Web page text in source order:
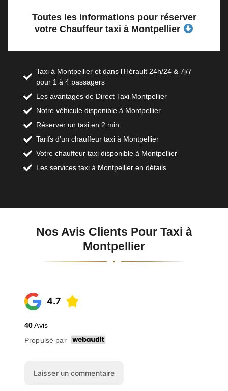
Toutes les informations pour réserver
votre Chauffeur taxi à Montpellier
Taxi à Montpellier et dans l'Hérault 24h/24 & 7j/7
pour 1 à 4 passagers
Les avantages de Direct Taxi Montpellier
Notre véhicule disponible à Montpellier
Réserver un taxi en 2 min
Tarifs d’un chauffeur taxi à Montpellier
Votre chauffeur taxi disponible à Montpellier
Les services taxi à Montpellier en détails
Nos Avis Clients Pour Taxi à
Montpellier